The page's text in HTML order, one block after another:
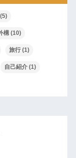
構(10)
旅行(1)
自己紹介(1)